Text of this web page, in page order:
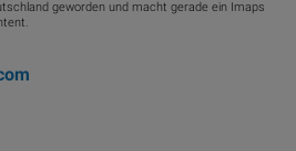
geworden und macht gerade ein Imaps